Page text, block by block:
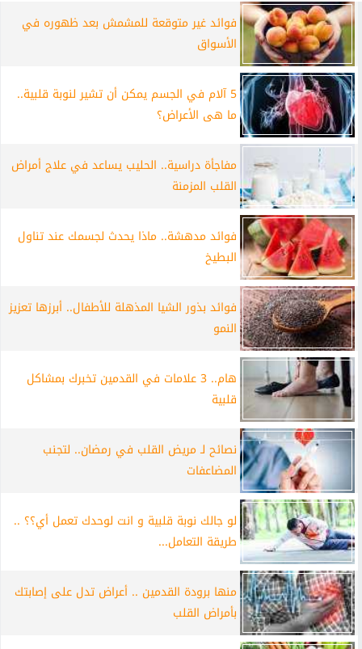
فوائد غير متوقعة للمشمش بعد ظهوره في
الأسواق
5 آلام في الجسم يمكن أن تشير لنوبة قلبية..
ما هى الأعراض؟
مفاجأة دراسية.. الحليب يساعد في علاج أمراض
القلب المزمنة
فوائد مدهشة.. ماذا يحدث لجسمك عند تناول
البطيخ
فوائد بذور الشيا المذهلة للأطفال.. أبرزها تعزيز
النمو
هام.. 3 علامات في القدمين تخبرك بمشاكل
قلبية
نصائح لـ مريض القلب في رمضان.. لتجنب
المضاعفات
لو جالك نوبة قلبية و انت لوحدك تعمل أي؟؟ ..
طريقة التعامل...
منها برودة القدمين .. أعراض تدل على إصابتك
بأمراض القلب